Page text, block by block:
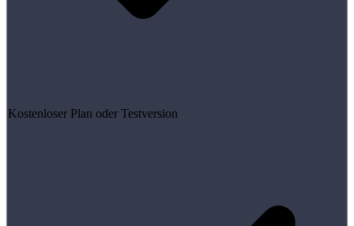
Kostenloser Plan oder Testversion